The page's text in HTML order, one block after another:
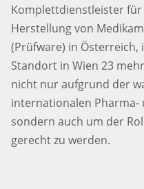
Komplettdienstleister
Herstellung von
(Prüfware) in Österreich,
Standort in Wien 23
nicht nur aufgrund der
internationalen Pharma-
sondern auch um der
gerecht zu werden.